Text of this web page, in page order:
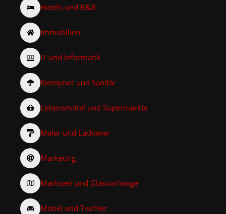
Hotels und B&B
Immobilien
IT und Informatik
Klempner und Sanitär
Lebensmittel und Supermärkte
Maler und Lackierer
Marketing
Markisen und Glasvorhänge
Möbel und Tischler